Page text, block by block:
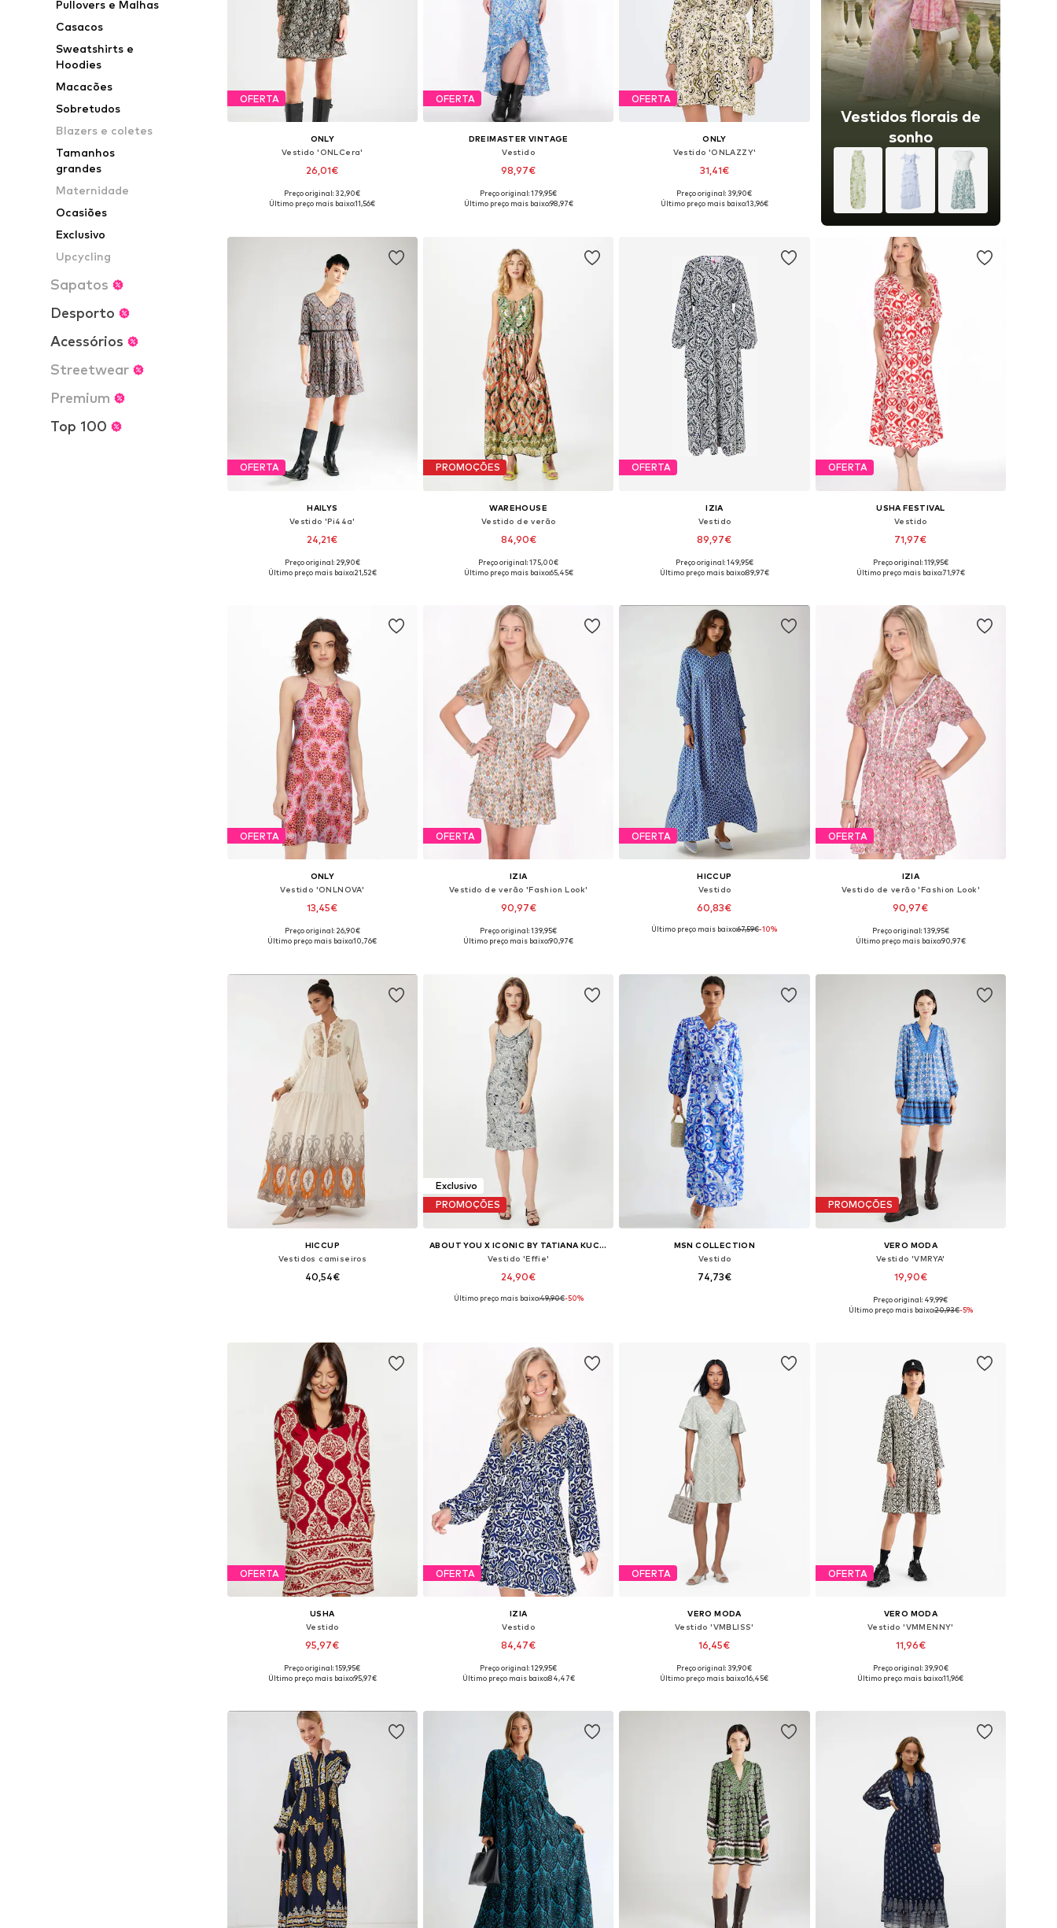
Pullovers e Malhas
Casacos
Sweatshirts e
Hoodies
Macacões
Sobretudos
Blazers e coletes
Tamanhos
grandes
Maternidade
Ocasiões
Exclusivo
Upcycling
Sapatos
Desporto
Acessórios
Streetwear
Premium
Top 100
OFERTA
ONLY
Vestido 'ONLCera'
26,01€
Tamanhos disponíveis: 36, 38, 40, 42, 44
Preço original: 32,90€
Último preço mais baixo:11,56€
OFERTA
DREIMASTER VINTAGE
Vestido
98,97€
Tamanhos disponíveis: 36, 38, 40, 42, 44
Preço original: 179,95€
Último preço mais baixo:98,97€
OFERTA
ONLY
Vestido 'ONLAZZY'
31,41€
Tamanhos disponíveis: 36, 38, 40, 42, 44
Preço original: 39,90€
Último preço mais baixo:13,96€
Vestidos florais de
sonho
OFERTA
HAILYS
Vestido 'Pi44a'
24,21€
Preço original: 29,90€
Último preço mais baixo:21,52€
PROMOÇÕES
WAREHOUSE
Vestido de verão
84,90€
Tamanhos disponíveis: 36, 38, 40, 42, 44
Preço original: 175,00€
Último preço mais baixo:65,45€
OFERTA
IZIA
Vestido
89,97€
Tamanhos disponíveis: 38, 40, 42, 44
Preço original: 149,95€
Último preço mais baixo:89,97€
OFERTA
USHA FESTIVAL
Vestido
71,97€
Tamanhos disponíveis: 38, 40, 42, 44, 46
Preço original: 119,95€
Último preço mais baixo:71,97€
OFERTA
ONLY
Vestido 'ONLNOVA'
13,45€
Tamanhos disponíveis: 36, 38, 40, 42, 44
Preço original: 26,90€
Último preço mais baixo:10,76€
OFERTA
IZIA
Vestido de verão 'Fashion Look'
90,97€
Tamanhos disponíveis: 36, 38, 40, 42, 44
Preço original: 139,95€
Último preço mais baixo:90,97€
OFERTA
HICCUP
Vestido
60,83€
Tamanhos disponíveis: 36, 38, 40, 42
Último preço mais baixo:67,59€-10%
OFERTA
IZIA
Vestido de verão 'Fashion Look'
90,97€
Tamanhos disponíveis: 36, 38, 40, 42, 44
Preço original: 139,95€
Último preço mais baixo:90,97€
HICCUP
Vestidos camiseiros
40,54€
Exclusivo
PROMOÇÕES
ABOUT YOU X ICONIC BY TATIANA KUCHAROVA
Vestido 'Effie'
24,90€
Último preço mais baixo:49,90€-50%
MSN COLLECTION
Vestido
74,73€
PROMOÇÕES
VERO MODA
Vestido 'VMRYA'
19,90€
Tamanhos disponíveis: 36, 38, 40, 42, 44
Preço original: 49,99€
Último preço mais baixo:20,93€-5%
OFERTA
USHA
Vestido
95,97€
Tamanhos disponíveis: 40, 42, 44
Preço original: 159,95€
Último preço mais baixo:95,97€
OFERTA
IZIA
Vestido
84,47€
Tamanhos disponíveis: 40, 42, 44
Preço original: 129,95€
Último preço mais baixo:84,47€
OFERTA
VERO MODA
Vestido 'VMBLISS'
16,45€
Tamanhos disponíveis: 36, 38, 40
Preço original: 39,90€
Último preço mais baixo:16,45€
OFERTA
VERO MODA
Vestido 'VMMENNY'
11,96€
Tamanhos disponíveis: 36, 38, 40
Preço original: 39,90€
Último preço mais baixo:11,96€